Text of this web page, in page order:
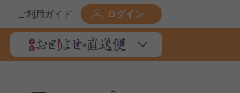
ご利用ガイド ログイン